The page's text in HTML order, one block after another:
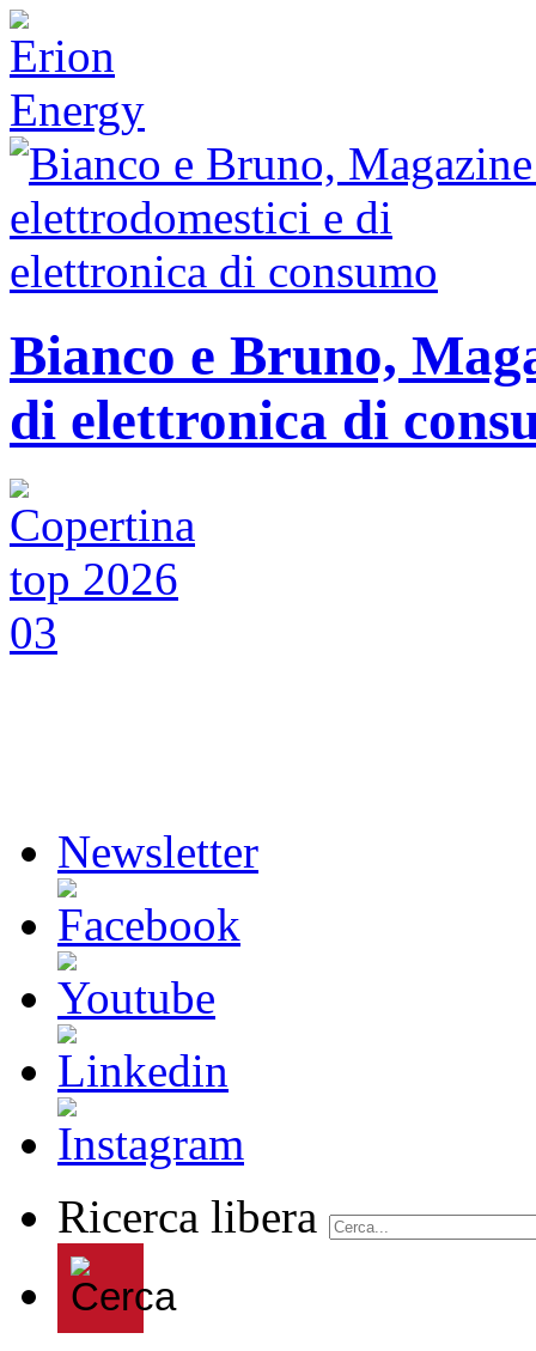
Bianco e Bruno,
di elettronica di
Newsletter
Ricerca libera